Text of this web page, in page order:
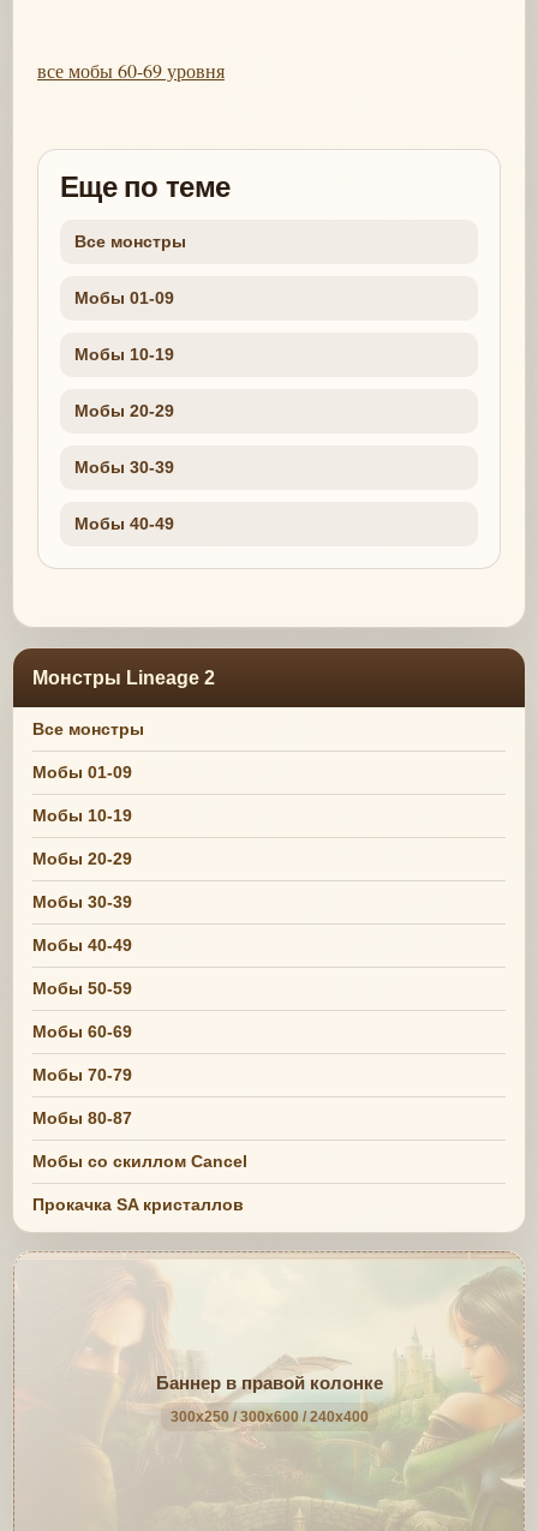
все мобы 60-69 уровня
Еще по теме
Все монстры
Мобы 01-09
Мобы 10-19
Мобы 20-29
Мобы 30-39
Мобы 40-49
Монстры Lineage 2
Все монстры
Мобы 01-09
Мобы 10-19
Мобы 20-29
Мобы 30-39
Мобы 40-49
Мобы 50-59
Мобы 60-69
Мобы 70-79
Мобы 80-87
Мобы со скиллом Cancel
Прокачка SA кристаллов
Баннер в правой колонке
300x250 / 300x600 / 240x400